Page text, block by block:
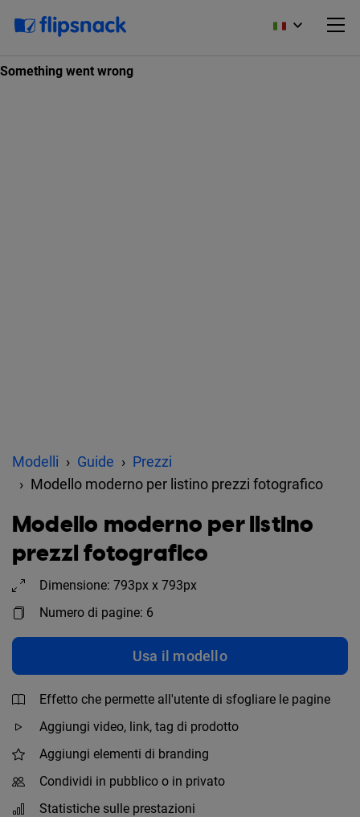
Modelli Guide
Prezzi
Modello moderno per listino prezzi fotografico
Modello moderno per listino
prezzi fotografico
Dimensione: 793px x 793px
Numero di pagine: 6
Usa il modello
Effetto che permette all'utente di sfogliare le pagine
Aggiungi video, link, tag di prodotto
Aggiungi elementi di branding
Condividi in pubblico o in privato
Statistiche sulle prestazioni